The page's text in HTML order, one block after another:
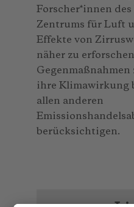
Forscher*innen
Zentrums für Luft
Effekte von
näher zu
ihre Klimawirkung
allen anderen
berücksichtigen.